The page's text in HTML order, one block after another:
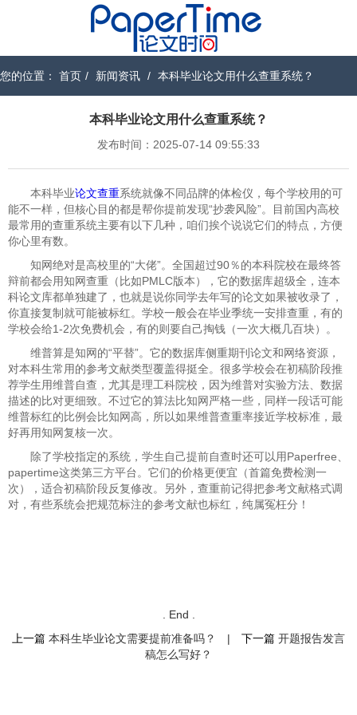
您的位置： 首页 / 新闻资讯 / 本科毕业论文用什么查重系统？
本科毕业论文用什么查重系统？
发布时间：2025-07-14 09:55:33
本科毕业论文查重系统就像不同品牌的体检仪，每个学校用的可
能不一样，但核心目的都是帮你提前发现“抄袭风险”。目前国内高校
最常用的查重系统主要有以下几种，咱们挨个说说它们的特点，方便
你心里有数。
知网​​绝对是高校里的“大佬”。全国超过90％的本科院校在最终答
辩前都会用知网查重（比如PMLC版本），它的数据库超级全，连本
科论文库都单独建了，也就是说你同学去年写的论文如果被收录了，
你直接复制就可能被标红。学校一般会在毕业季统一安排查重，有的
学校会给1-2次免费机会，有的则要自己掏钱（一次大概几百块）。
​​维普​​算是知网的“平替”。它的数据库侧重期刊论文和网络资源，
对本科生常用的参考文献类型覆盖得挺全。很多学校会在初稿阶段推
荐学生用维普自查，尤其是理工科院校，因为维普对实验方法、数据
描述的比对更细致。不过它的算法比知网严格一些，同样一段话可能
维普标红的比例会比知网高，所以如果维普查重率接近学校标准，最
好再用知网复核一次。
除了学校指定的系统，学生自己提前自查时还可以用​​Paperfree​​、
papertime这类第三方平台。它们的价格更便宜（首篇免费检测一
次），适合初稿阶段反复修改。另外，查重前记得把参考文献格式调
对，有些系统会把规范标注的参考文献也标红，纯属冤枉分！
. End .
上一篇 本科生毕业论文需要提前准备吗？ | 下一篇 开题报告发言
稿怎么写好？